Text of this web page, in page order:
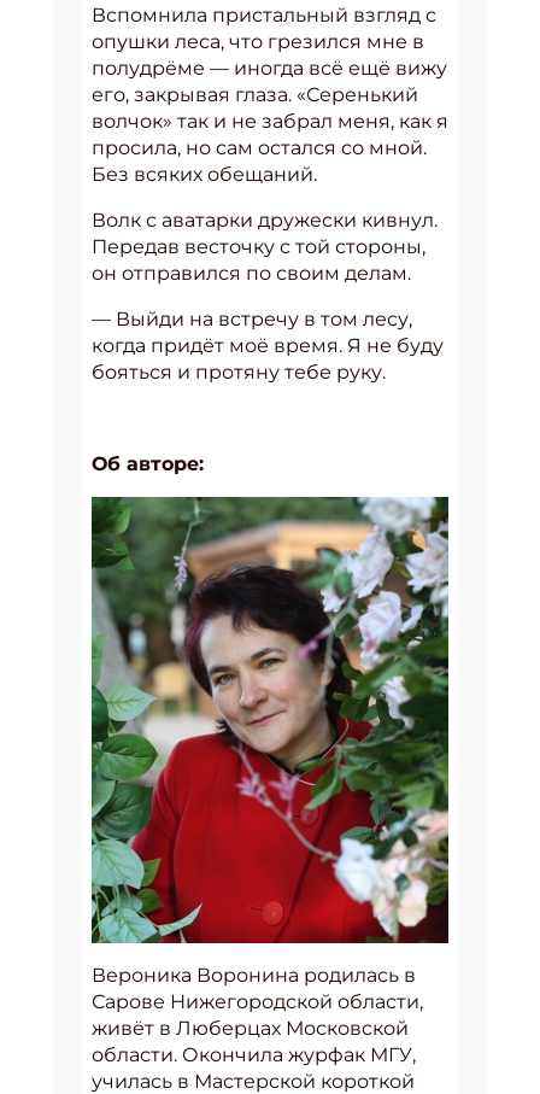
Вспомнила пристальный взгляд с
опушки леса, что грезился мне в
полудрёме — иногда всё ещё вижу
его, закрывая глаза. «Серенький
волчок» так и не забрал меня, как я
просила, но сам остался со мной.
Без всяких обещаний.
Волк с аватарки дружески кивнул.
Передав весточку с той стороны,
он отправился по своим делам.
— Выйди на встречу в том лесу,
когда придёт моё время. Я не буду
бояться и протяну тебе руку.
Об авторе:
Вероника Воронина родилась в
Сарове Нижегородской области,
живёт в Люберцах Московской
области. Окончила журфак МГУ,
училась в Мастерской короткой